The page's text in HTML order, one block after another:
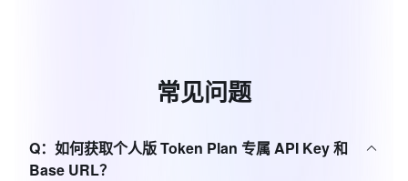
常见问题
Q： 如何获取个人版 Token Plan 专属 API Key 和
Base URL？